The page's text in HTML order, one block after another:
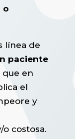
o
línea de
paciente
que en
el
y
costosa.